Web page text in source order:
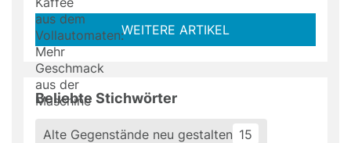
WEITERE ARTIKEL
Beliebte Stichwörter
Alte Gegenstände neu gestalten 15